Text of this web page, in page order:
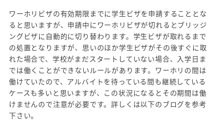
ワーホリビザの有効期限までに学生ビザを申請することとな
ると思いますが、申請中にワーホリビザが切れるとブリッジ
ングビザに自動的に切り替わります。学生ビザが取れるまで
の処置となりますが、思いのほか学生ビザがその後すぐに取
れた場合で、学校がまだスタートしていない場合、入学日ま
では働くことができないルールがあります。ワーホリの間は
働けていたので、アルバイトを待っている間も継続している
ケースも多いと思いますが、この状況になるとその期間は働
けませんので注意が必要です。詳しくは以下のブログを参考
下さい。